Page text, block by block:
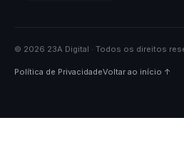
© 2026 23A Digital · Todos os direitos
Política de PrivacidadeVoltar ao início ↑